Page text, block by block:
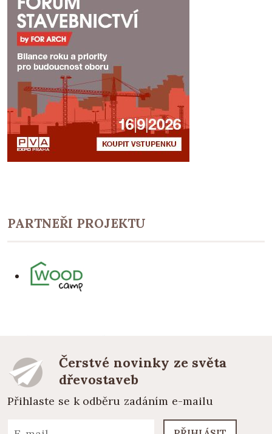
PARTNEŘI PROJEKTU
Čerstvé novinky ze světa
dřevostaveb
Přihlaste se k odběru zadáním e-mailu